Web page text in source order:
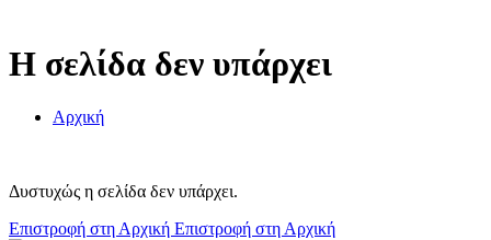
Η σελίδα δεν υπάρχει
Αρχική
Δυστυχώς η σελίδα δεν υπάρχει.
Επιστροφή στη Αρχική Επιστροφή στη Αρχική